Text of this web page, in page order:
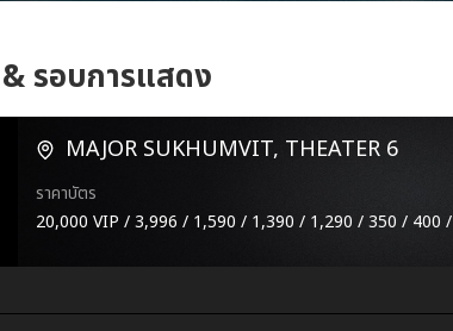
รอบการแสดง
MAJOR SUKHUMVIT, THEATER 6
ราคาบัตร
20,000 VIP / 3,996 / 1,590 / 1,390 / 1,290 / 350 / 400